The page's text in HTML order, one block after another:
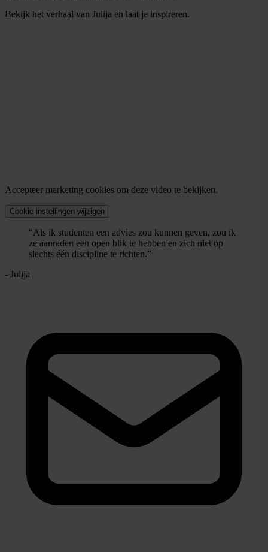
Bekijk het verhaal van Julija en laat je inspireren.
Accepteer marketing cookies om deze video te bekijken.
Cookie-instellingen wijzigen
“Als ik studenten een advies zou kunnen geven, zou ik
ze aanraden een open blik te hebben en zich niet op
slechts één discipline te richten.”
- Julija